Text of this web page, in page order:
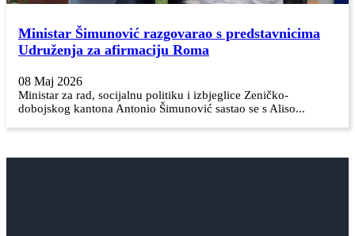
Ministar Šimunović razgovarao s predstavnicima
Udruženja za afirmaciju Roma
08 Maj 2026
Ministar za rad, socijalnu politiku i izbjeglice Zeničko-
dobojskog kantona Antonio Šimunović sastao se s Aliso...